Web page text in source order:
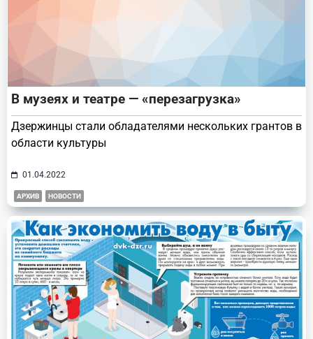
В музеях и театре — «перезагрузка»
Дзержинцы стали обладателями нескольких грантов в
области культуры
01.04.2022
АРХИВ НОВОСТИ